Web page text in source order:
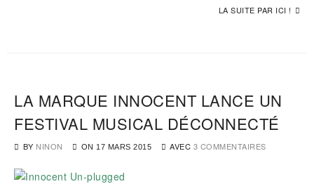
LA SUITE PAR ICI !
LA MARQUE INNOCENT LANCE UN
FESTIVAL MUSICAL DÉCONNECTÉ
BY NINON ON 17 MARS 2015 AVEC 3 COMMENTAIRES